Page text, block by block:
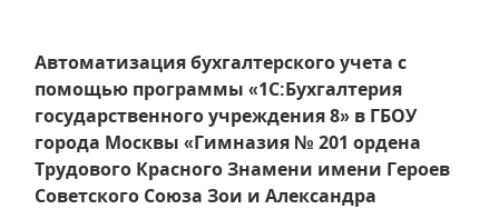
Автоматизация бухгалтерского учета с
помощью программы «1С:Бухгалтерия
государственного учреждения 8» в ГБОУ
города Москвы «Гимназия № 201 ордена
Трудового Красного Знамени имени Героев
Советского Союза Зои и Александра